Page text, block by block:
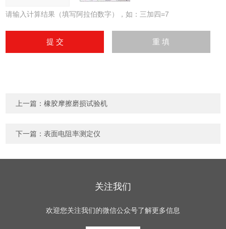
请输入计算结果（填写阿拉伯数字），如：三加四=7
上一篇：橡胶摩擦磨损试验机
下一篇：表面电阻率测定仪
关注我们
欢迎您关注我们的微信公众号了解更多信息